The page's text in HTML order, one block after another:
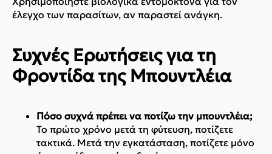
έλεγχο των παρασίτων, αν παραστεί ανάγκη.
Συχνές Ερωτήσεις για τη
Φροντίδα της Μπουντλέια
Πόσο συχνά πρέπει να ποτίζω την μπουντλέια;
Το πρώτο χρόνο μετά τη φύτευση, ποτίζετε
τακτικά. Μετά την εγκατάσταση, ποτίζετε μόνο